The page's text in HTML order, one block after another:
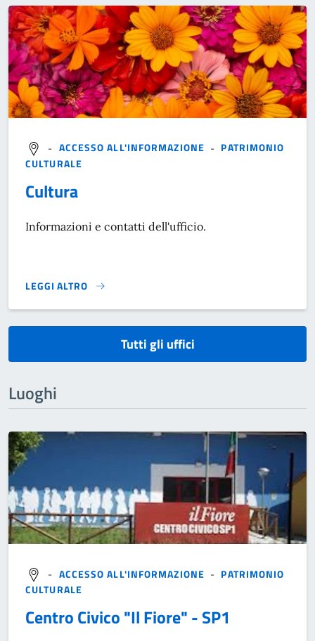
- ACCESSO ALL'INFORMAZIONE - PATRIMONIO
CULTURALE
Cultura
Informazioni e contatti dell'ufficio.
LEGGI ALTRO
}
Tutti gli uffici
Luoghi
- ACCESSO ALL'INFORMAZIONE - PATRIMONIO
CULTURALE
Centro Civico "Il Fiore" - SP1